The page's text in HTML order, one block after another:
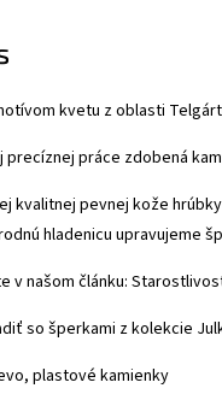
kvetu z oblasti
precíznej práce zdobená
kvalitnej pevnej kože
hladenicu upravujeme
v našom článku:
so šperkami z kolekcie
plastové kamienky